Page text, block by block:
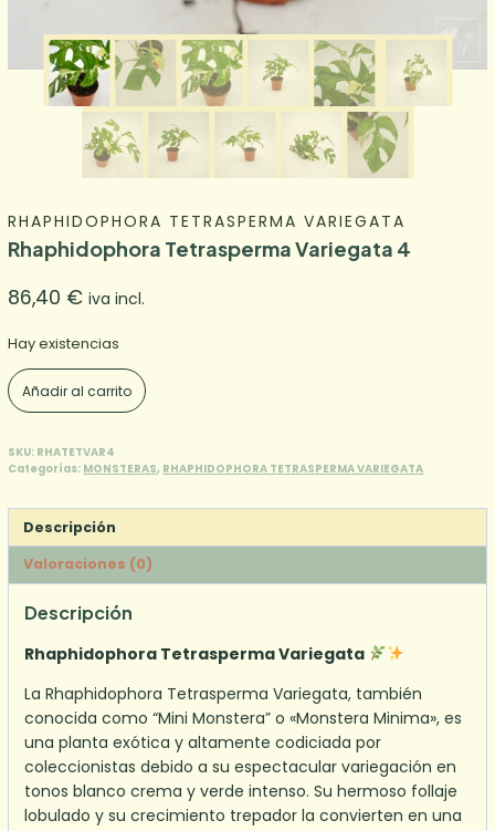
RHAPHIDOPHORA TETRASPERMA VARIEGATA
Rhaphidophora Tetrasperma Variegata 4
86,40 € iva incl.
Hay existencias
Rhaphidophora
Tetrasperma
4
cantidad
Añadir al carrito
SKU: RHATETVAR4
Categorías: MONSTERAS, RHAPHIDOPHORA TETRASPERMA VARIEGATA
Descripción
Valoraciones (0)
Descripción
Rhaphidophora Tetrasperma Variegata
La Rhaphidophora Tetrasperma Variegata, también
conocida como “Mini Monstera” o «Monstera Minima», es
una planta exótica y altamente codiciada por
coleccionistas debido a su espectacular variegación en
tonos blanco crema y verde intenso. Su hermoso follaje
lobulado y su crecimiento trepador la convierten en una